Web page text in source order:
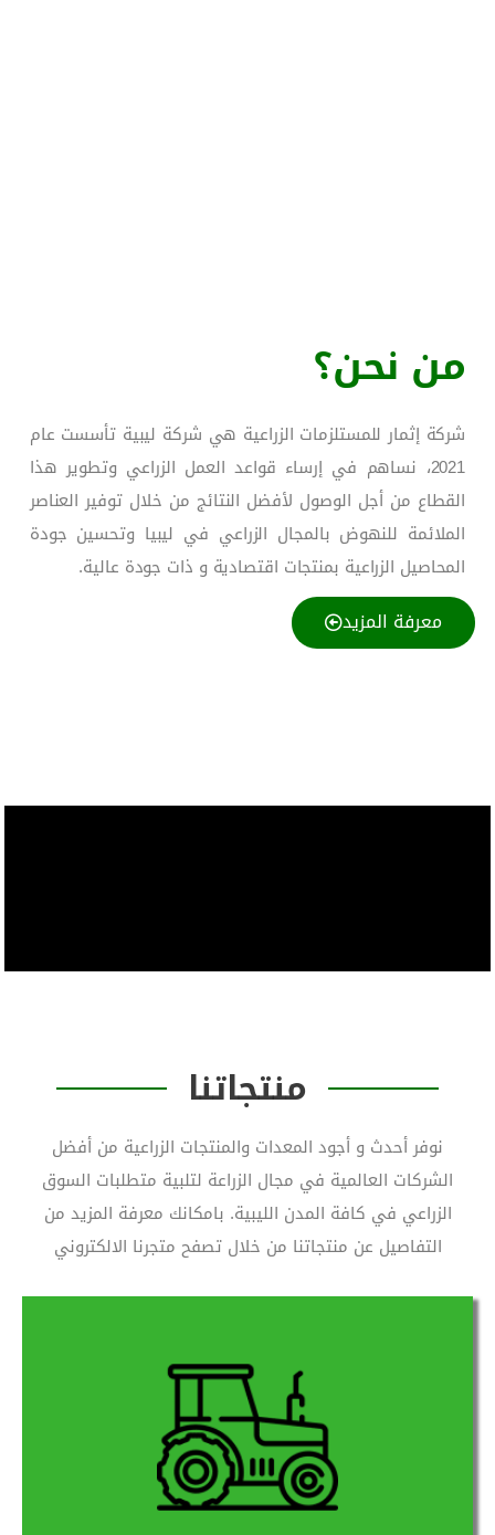
من نحن؟
شركة إثمار للمستلزمات الزراعية هي شركة ليبية تأسست عام
2021، نساهم في إرساء قواعد العمل الزراعي وتطوير هذا
القطاع من أجل الوصول لأفضل النتائج من خلال توفير العناصر
الملائمة للنهوض بالمجال الزراعي في ليبيا وتحسين جودة
المحاصيل الزراعية بمنتجات اقتصادية و ذات جودة عالية.
معرفة المزيد
منتجاتنا
نوفر أحدث و أجود المعدات والمنتجات الزراعية من أفضل
الشركات العالمية في مجال الزراعة لتلبية متطلبات السوق
الزراعي في كافة المدن الليبية. بامكانك معرفة المزيد من
التفاصيل عن منتجاتنا من خلال تصفح متجرنا الالكتروني
نقوم بتوفير آلات زراعية مختلفة الأحجام والأنماط
ومقاومة للعوامل البيئية مثل الرطوبة ودرجات
الحرارة المرتفعة